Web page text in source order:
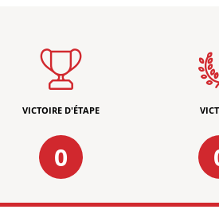
VICTOIRE D'ÉTAPE
0